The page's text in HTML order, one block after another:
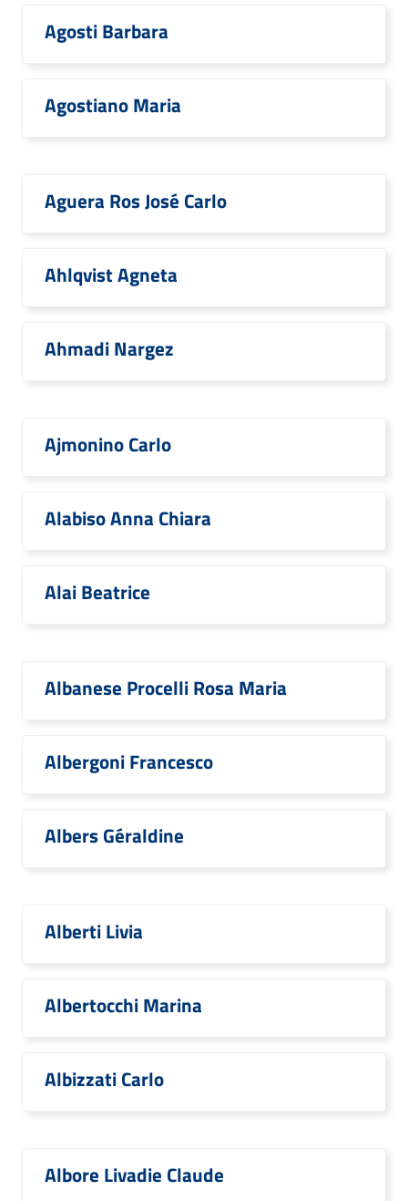
Agosti Barbara
Agostiano Maria
Aguera Ros José Carlo
Ahlqvist Agneta
Ahmadi Nargez
Ajmonino Carlo
Alabiso Anna Chiara
Alai Beatrice
Albanese Procelli Rosa Maria
Albergoni Francesco
Albers Géraldine
Alberti Livia
Albertocchi Marina
Albizzati Carlo
Albore Livadie Claude